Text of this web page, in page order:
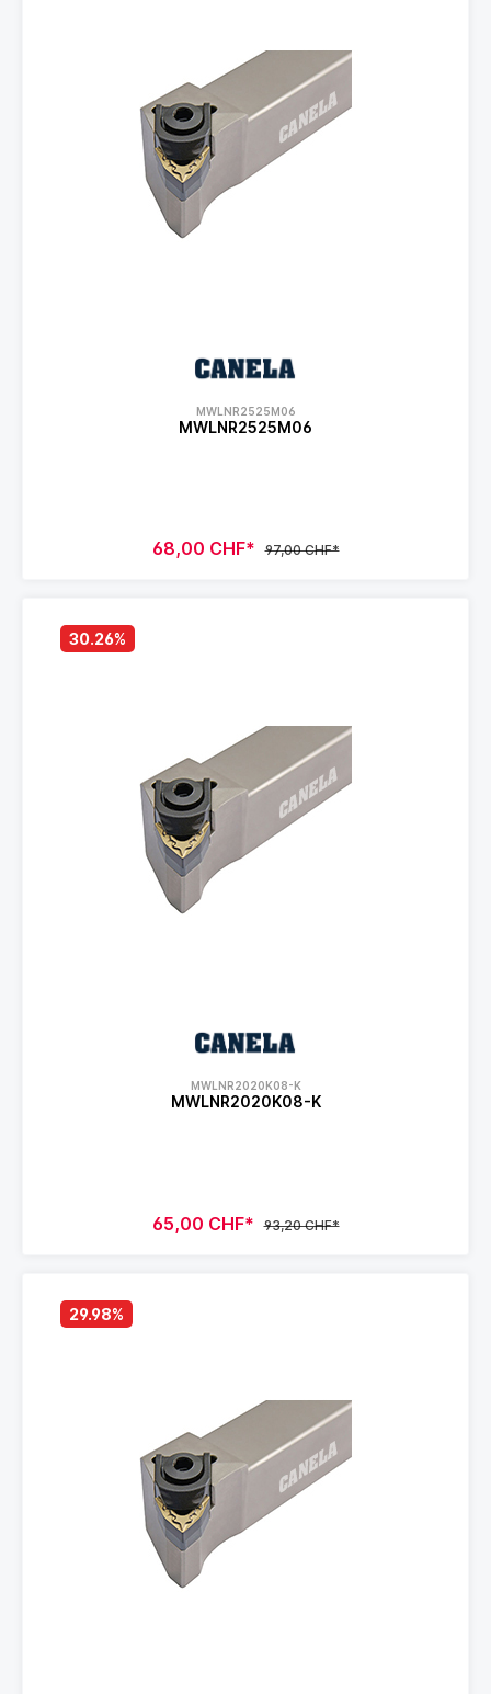
MWLNR2525M06
MWLNR2525M06
68,00 CHF* 97,00 CHF*
30.26%
MWLNR2020K08-K
MWLNR2020K08-K
65,00 CHF* 93,20 CHF*
29.98%